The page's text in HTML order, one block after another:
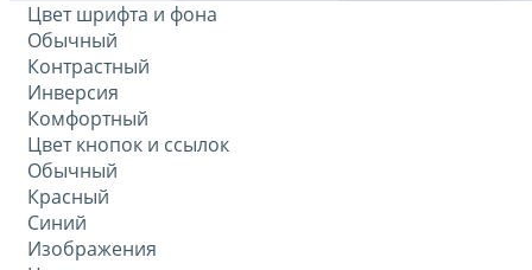
Цвет шрифта и фона
Обычный
Контрастный
Инверсия
Комфортный
Цвет кнопок и ссылок
Обычный
Красный
Синий
Изображения